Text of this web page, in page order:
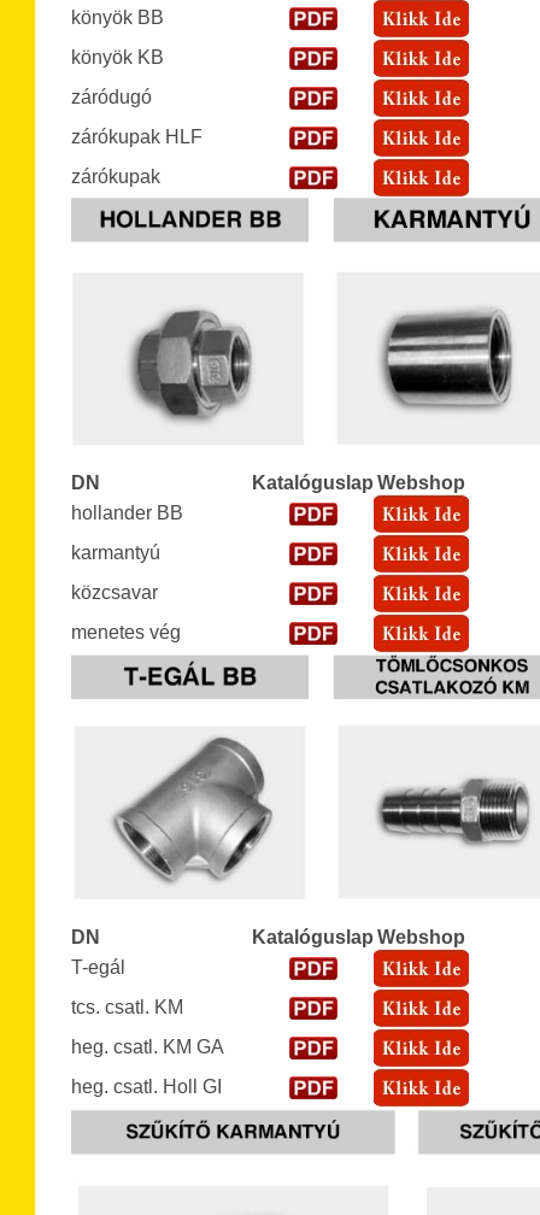
könyök BB
könyök KB
záródugó
zárókupak HLF
zárókupak
DN Katalóguslap Webshop
hollander BB
karmantyú
közcsavar
menetes vég
DN Katalóguslap Webshop
T-egál
tcs. csatl. KM
heg. csatl. KM GA
heg. csatl. Holl GI